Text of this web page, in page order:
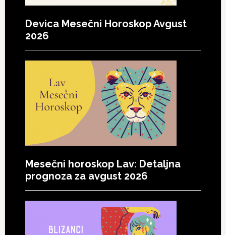
Devica Mesečni Horoskop Avgust
2026
Mesečni horoskop Lav: Detaljna
prognoza za avgust 2026